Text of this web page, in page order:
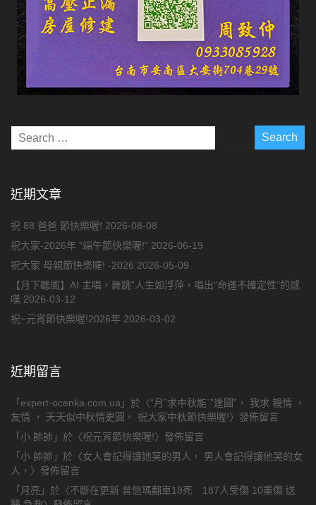
近期文章
祝 88 爸爸 節快樂喔! 2026-08-08
祝大家-2026年 “端午節快樂喔!” 2026-06-19
祝大家 母親節快樂喔! -2026 2026-05-09
【月下聽風】AI 主唱，舞跳”人生如浮萍，唱出”命運不確定性”的感
嘆 2026-03-12
祝~元宵節快樂喔!2026年 2026-03-02
近期留言
「expert-ocenka.com.ua 」於〈“月”求中秋能`”逢圓”， 我求 親情 ，
友情 ， 天天似中秋情更圓。 祝大家中秋節快樂喔!〉發佈留言
「 小 帥帥 」於〈祝元宵節快樂喔!〉發佈留言
「 小 帥帥 」於〈女人會記得讓她笑的男人， 男人會記得讓他哭的女
人， 〉發佈留言
「 月亮 」於〈不斷在更新 普悠瑪翻車18死 187人受傷 10重傷 送